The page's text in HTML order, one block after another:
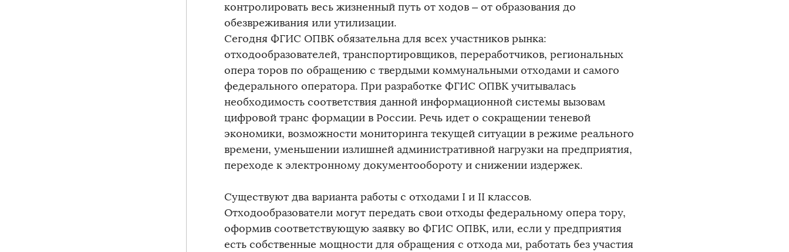
контролировать весь жизненный путь от ходов – от образования до
обезвреживания или утилизации.
Сегодня ФГИС ОПВК обязательна для всех участников рынка:
отходообразователей, транспортировщиков, переработчиков, региональных
опера торов по обращению с твердыми коммунальными отходами и самого
федерального оператора. При разработке ФГИС ОПВК учитывалась
необходимость соответствия данной информационной системы вызовам
цифровой транс формации в России. Речь идет о сокращении теневой
экономики, возможности мониторинга текущей ситуации в режиме реального
времени, уменьшении излишней административной нагрузки на предприятия,
переходе к электронному документообороту и снижении издержек.
Существуют два варианта работы с отходами I и II классов.
Отходообразователи могут передать свои отходы федеральному опера тору,
оформив соответствующую заявку во ФГИС ОПВК, или, если у предприятия
есть собственные мощности для обращения с отхода ми, работать без участия